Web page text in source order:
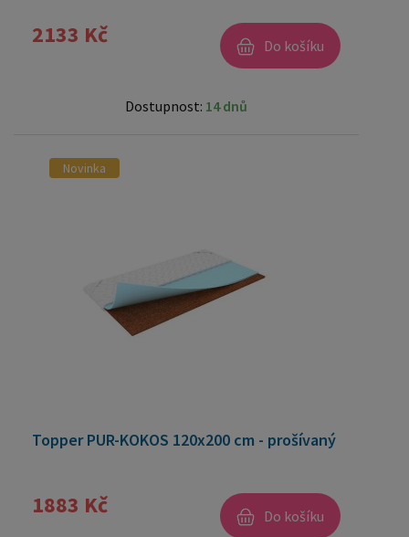
2133 Kč Do košíku
Dostupnost: 14 dnů
Novinka
Topper PUR-KOKOS 120x200 cm - prošívaný
1883 Kč Do košíku